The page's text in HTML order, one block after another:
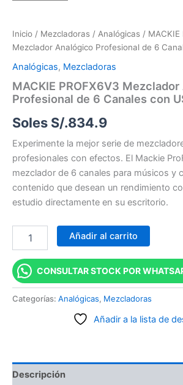
Inicio / Mezcladoras / Analógicas / MACKIE
Mezclador Analógico Profesional de 6
Analógicas, Mezcladoras
MACKIE PROFX6V3
Profesional de 6 Canales con
Soles S/.834.9
Experimente la mejor serie de
profesionales con efectos. El Mackie
mezclador de 6 canales para músicos y
contenido que desean un rendimiento
estudio directamente en su escritorio.
Añadir al carrito
CONSULTAR STOCK POR
Categorías: Analógicas, Mezcladoras
Añadir a la lista de
Descripción